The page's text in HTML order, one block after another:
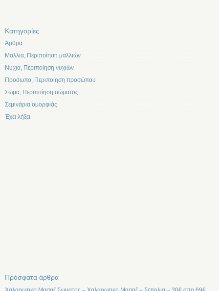
Kατηγορίες
Άρθρα
Μαλλια, Περιποίηση μαλλιών
Νυχια, Περιποίηση νυχιών
Προσωπο, Περιποίηση προσώπου
Σωμα, Περιποίηση σώματος
Σεμινάρια ομορφιάς
Έχει λήξει
Πρόσφατα άρθρα